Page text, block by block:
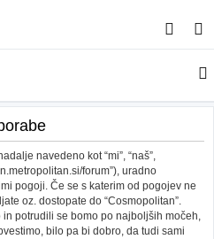
s
a
j
navedeno kot “mi”, “naš”,
forum”), uradno
pogoji. Če se s katerim od pogojev ne
oz. dostopate do “Cosmopolitan”.
potrudili se bomo po najboljših močeh,
bilo pa bi dobro, da tudi sami